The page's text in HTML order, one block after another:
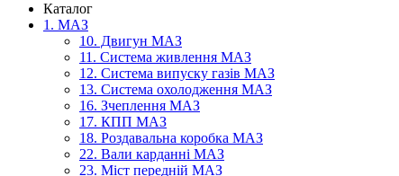
Каталог
1. МАЗ
10. Двигун МАЗ
11. Система живлення МАЗ
12. Система випуску газів МАЗ
13. Система охолодження МАЗ
16. Зчеплення МАЗ
17. КПП МАЗ
18. Роздавальна коробка МАЗ
22. Вали карданні МАЗ
23. Міст передній МАЗ